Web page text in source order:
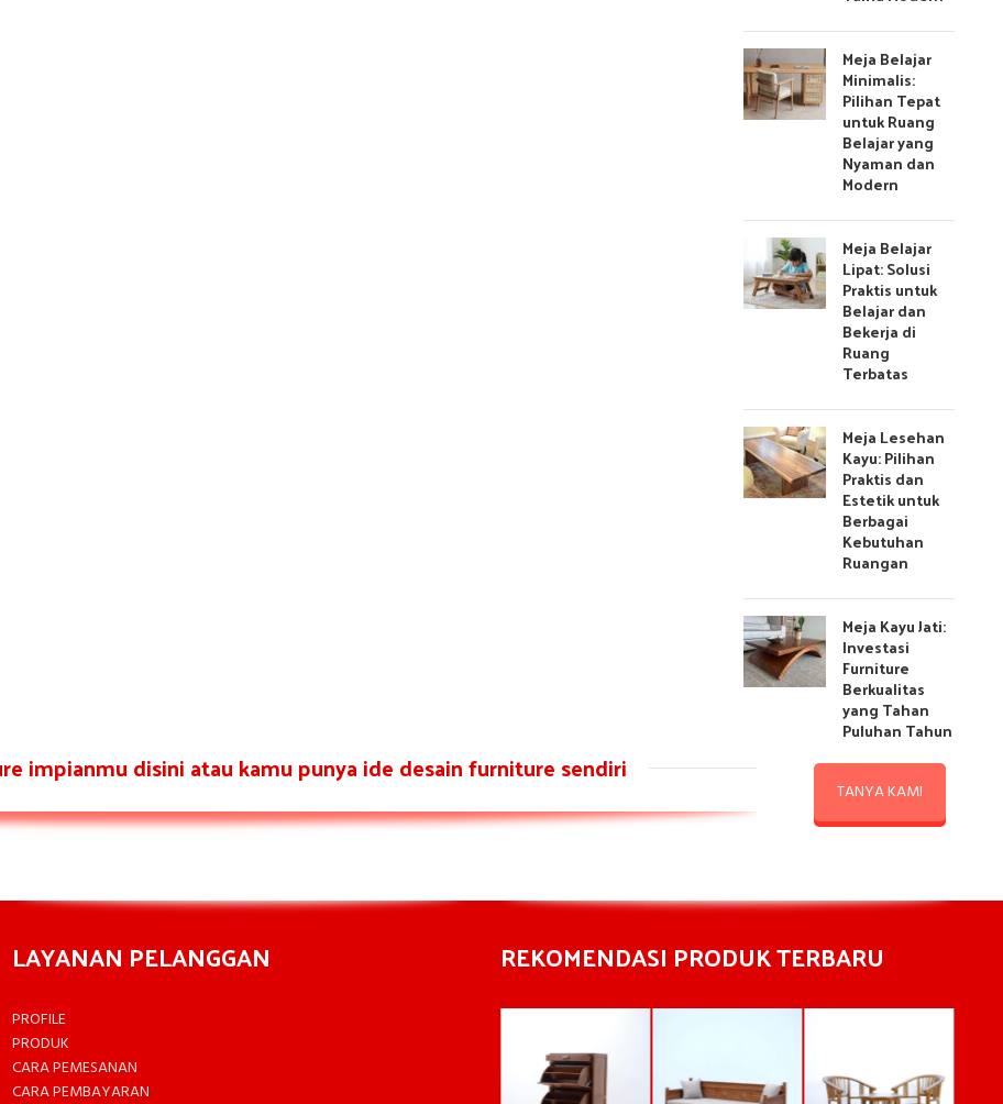
Meja Belajar
Minimalis:
Pilihan Tepat
untuk Ruang
Belajar yang
Nyaman dan
Modern
Meja Belajar
Lipat: Solusi
Praktis untuk
Belajar dan
Bekerja di
Ruang
Terbatas
Meja Lesehan
Kayu: Pilihan
Praktis dan
Estetik untuk
Berbagai
Kebutuhan
Ruangan
Meja Kayu Jati:
Investasi
Furniture
Berkualitas
yang Tahan
Puluhan Tahun
impianmu disini atau kamu punya ide desain furniture sendiri
TANYA KAMI
LAYANAN PELANGGAN
PROFILE
PRODUK
CARA PEMESANAN
CARA PEMBAYARAN
REKOMENDASI PRODUK TERBARU